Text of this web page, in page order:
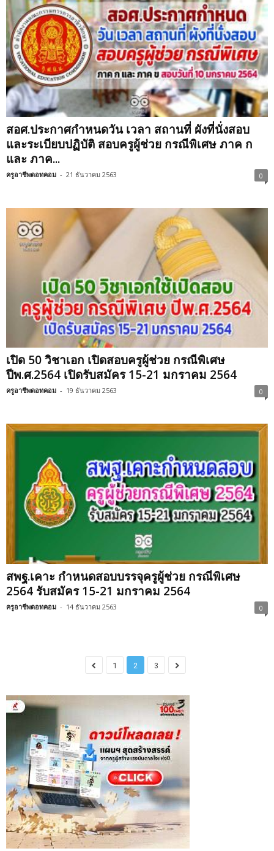
สอศ.ประกาศกำหนดวัน เวลา สถานที่ ผังที่นั่งสอบ
และระเบียบปฏิบัติ สอบครูผู้ช่วย กรณีพิเศษ ภาค ก
และ ภาค...
ครูอาชีพดอทคอม - 21 ธันวาคม 2563 0
เปิด 50 วิชาเอก เปิดสอบครูผู้ช่วย กรณีพิเศษ
ปีพ.ศ.2564 เปิดรับสมัคร 15-21 มกราคม 2564
ครูอาชีพดอทคอม - 19 ธันวาคม 2563 0
สพฐ.เคาะ กำหนดสอบบรรจุครูผู้ช่วย กรณีพิเศษ
2564 รับสมัคร 15-21 มกราคม 2564
ครูอาชีพดอทคอม - 14 ธันวาคม 2563 0
1 2 3